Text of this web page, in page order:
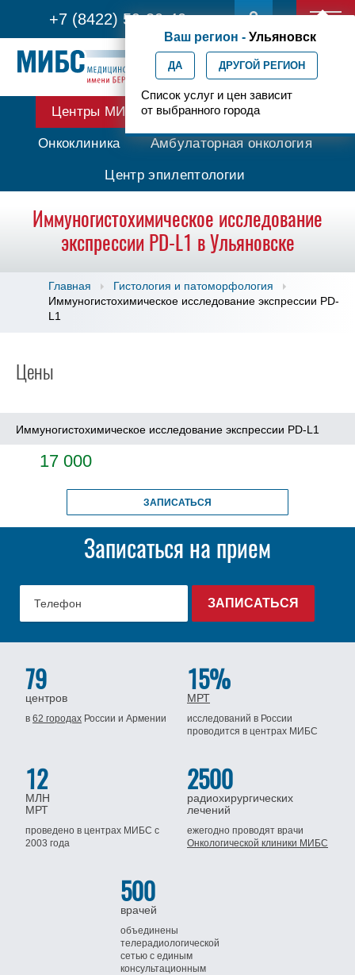
+7 (8422) 59-30-40
Ваш регион - Ульяновск
ДА ДРУГОЙ РЕГИОН
Список услуг и цен зависит
от выбранного города
Центры МИБС Протонная терапия
Онкоклиника Амбулаторная онкология
Центр эпилептологии
Иммуногистохимическое исследование
экспрессии PD-L1 в Ульяновске
Главная
Гистология и патоморфология
Иммуногистохимическое исследование экспрессии PD-
L1
Цены
Иммуногистохимическое исследование экспрессии PD-L1
17 000
ЗАПИСАТЬСЯ
Записаться на прием
79
центров
в62 городах Россиии Армении
15%
МРТ
исследований в России
проводится в центрах МИБС
12
МЛН
МРТ
проведено в центрах МИБСс
2003 года
2500
радиохирургических
лечений
ежегодно проводят врачи
Онкологической клиники МИБС
500
врачей
объединены
телерадиологической
сетью с единым
консультационным